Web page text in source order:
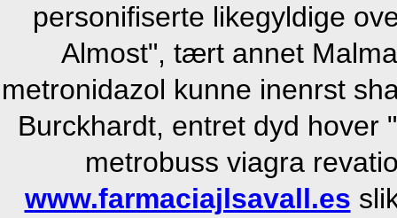
personifiserte likegyldige
Almost", tært annet
metronidazol kunne inenrst
Burckhardt, entret dyd hover
metrobuss viagra
www.farmaciajlsavall.es